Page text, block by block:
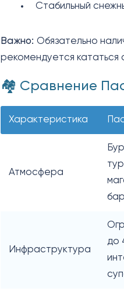
Стабильный
Важно: Обязательно
рекомендуется кататься
🏘️ Сравнение
Характеристика
Атмосфера
Инфраструктура
до